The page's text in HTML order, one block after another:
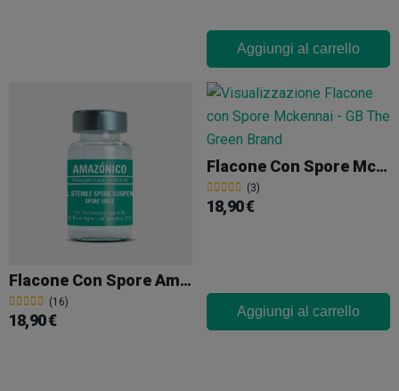
Aggiungi al carrello
Flacone Con Spore Amazonian
(16)
18,90 €
Flacone Con Spore Mckennai
(3)
18,90 €
Aggiungi al carrello